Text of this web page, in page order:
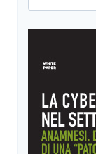
per: